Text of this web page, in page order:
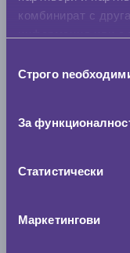
комбинират с
наСтрого
За
Статистически
Маркетингови